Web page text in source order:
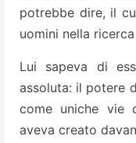
potrebbe dire, il
uomini nella
Lui sapeva di
assoluta: il potere
come uniche vie
aveva creato